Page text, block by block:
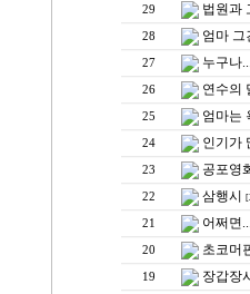
29 법원과
28 엄마 그
27 누구나
26 연수의
25 엄마는
24 인기가
23 공포영
22 삼행시
21 어쩌면
20 초코머
19 장갑장